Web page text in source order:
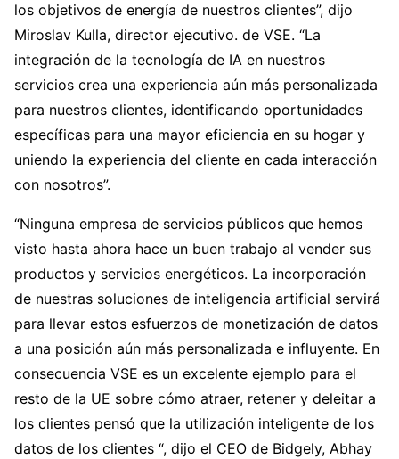
los objetivos de energía de nuestros clientes”, dijo
Miroslav Kulla, director ejecutivo. de VSE. “La
integración de la tecnología de IA en nuestros
servicios crea una experiencia aún más personalizada
para nuestros clientes, identificando oportunidades
específicas para una mayor eficiencia en su hogar y
uniendo la experiencia del cliente en cada interacción
con nosotros”.
“Ninguna empresa de servicios públicos que hemos
visto hasta ahora hace un buen trabajo al vender sus
productos y servicios energéticos. La incorporación
de nuestras soluciones de inteligencia artificial servirá
para llevar estos esfuerzos de monetización de datos
a una posición aún más personalizada e influyente. En
consecuencia VSE es un excelente ejemplo para el
resto de la UE sobre cómo atraer, retener y deleitar a
los clientes pensó que la utilización inteligente de los
datos de los clientes “, dijo el CEO de Bidgely, Abhay